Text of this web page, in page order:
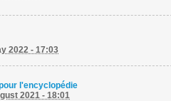
2022 - 17:03
l'encyclopédie
2021 - 18:01